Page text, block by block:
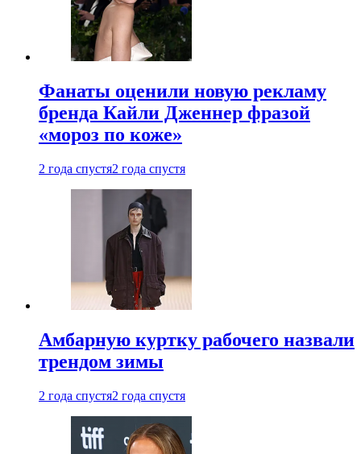
Фанаты оценили новую рекламу
бренда Кайли Дженнер фразой
«мороз по коже»
2 года спустя2 года спустя
Амбарную куртку рабочего назвали
трендом зимы
2 года спустя2 года спустя